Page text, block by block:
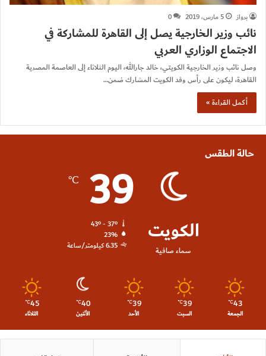
برواز
5 مارس، 2019 0
نائب وزير الخارجية يصل إلى القاهرة للمشاركة في
الاجتماع الوزاري العربي
وصل نائب وزير الخارجية الكويتي، خالد جارالله، اليوم الثلاثاء إلى العاصمة المصرية
القاهرة، ليكون على رأس وفد الكويت المشارك ضمن…
أكمل القراءة »
حالة الطقس
الكويت
سماء صافية
39
℃
43º - 37º
23%
6.35 كيلومتر/ساعة
43
℃
الجمعة
39
℃
السبت
39
℃
الأحد
40
℃
الأثنين
45
℃
الثلاثاء